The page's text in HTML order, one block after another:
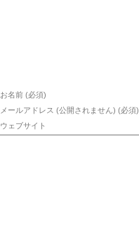
お名前 (必須)
メールアドレス (公開されません) (必須)
ウェブサイト